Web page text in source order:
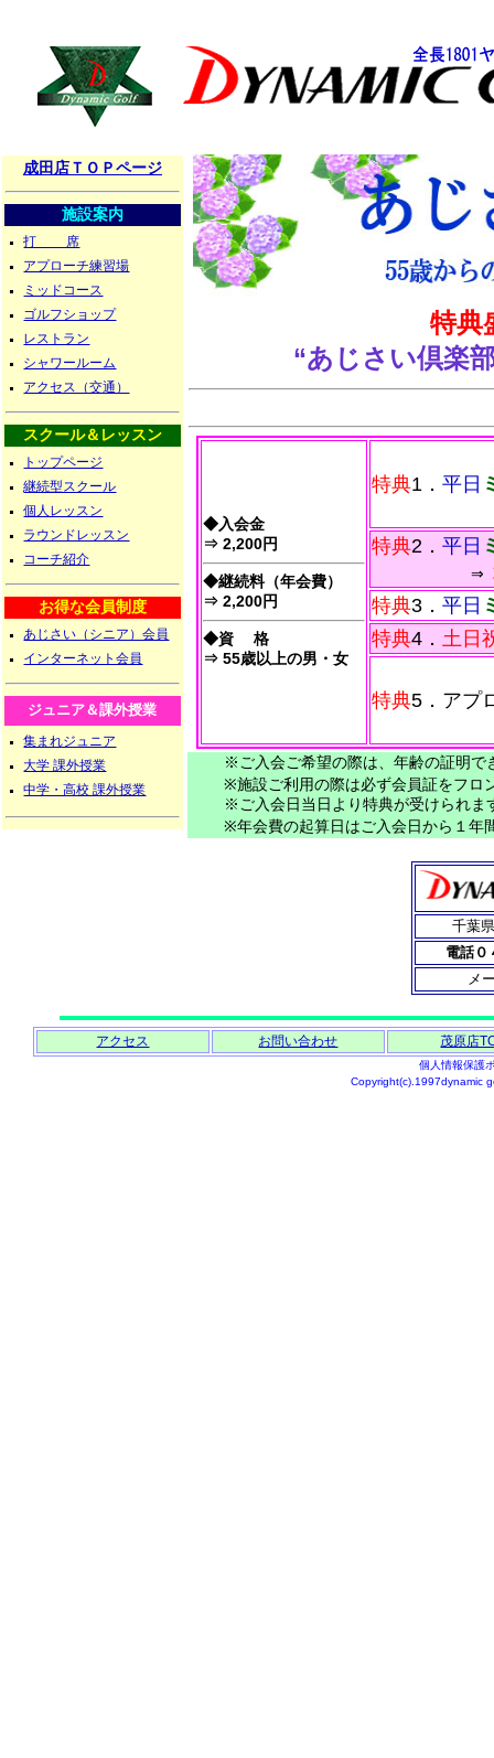
成田店ＴＯＰページ
施設案内
打 席
アプローチ練習場
ミッドコース
ゴルフショップ
レストラン
シャワールーム
アクセス（交通）
スクール＆レッスン
トップページ
継続型スクール
個人レッスン
ラウンドレッスン
コーチ紹介
お得な会員制度
あじさい（シニア）会員
インターネット会員
ジュニア＆課外授業
集まれジュニア
大学 課外授業
中学・高校 課外授業
特典
“あじさい倶楽
◆入会金
⇒ 2,200円
◆継続料（年会費）
⇒ 2,200円
◆資 格
⇒ 55歳以上の男・女
特典1． 平日
特典2． 平日
⇒
特典3． 平日
特典4 ． 土日
特典5．アプ
※ご入会ご希望の際は、年齢の証明で
※施設ご利用の際は必ず会員証をフロ
※ご入会日当日より特典が受けられま
※年会費の起算日はご入会日から１年
千葉
電話０
メ
アクセス お問い合わせ 茂原店
個人情報保護
Copyright(c).1997dynamic